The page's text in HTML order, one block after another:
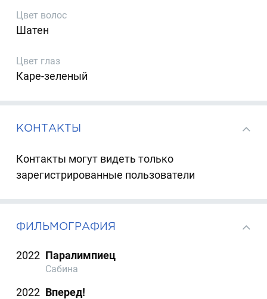
Цвет волос
Шатен
Цвет глаз
Каре-зеленый
КОНТАКТЫ
Контакты могут видеть только
зарегистрированные пользователи
ФИЛЬМОГРАФИЯ
2022 Паралимпиец
Сабина
2022 Вперед!